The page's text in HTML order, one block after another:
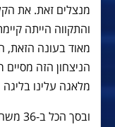
והתקווה הייתה
מאוד בעונה
מלאגה עלינו בליגה מאז אותו